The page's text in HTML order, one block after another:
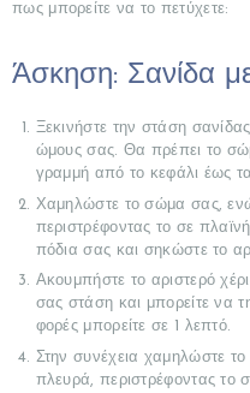
πως μπορείτε να το πετύχετε:
Άσκηση: Σανίδα
Ξεκινήστε την στάση
ώμους σας. Θα πρέπει το
γραμμή από το κεφάλι έως
Χαμηλώστε το σώμα σας, ενώ
περιστρέφοντας το σε
πόδια σας και σηκώστε το
Ακουμπήστε το αριστερό
σας στάση και μπορείτε να
φορές μπορείτε σε 1 λεπτό.
Στην συνέχεια χαμηλώστε
πλευρά, περιστρέφοντας το